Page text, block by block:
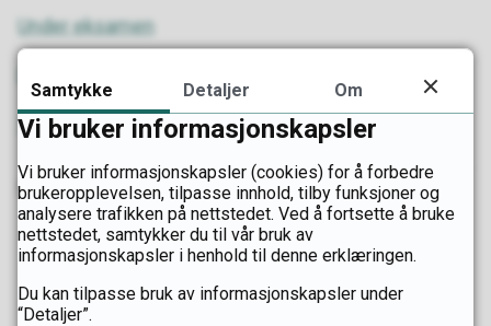
Under eksamen
Søknader
Sist endret 07.04.2026 11.48
Fant du det du lette etter?
Samtykke Detaljer Om
Vi bruker informasjonskapsler
Vi bruker informasjonskapsler (cookies) for å forbedre
brukeropplevelsen, tilpasse innhold, tilby funksjoner og
analysere trafikken på nettstedet. Ved å fortsette å bruke
nettstedet, samtykker du til vår bruk av
informasjonskapsler i henhold til denne erklæringen.
Du kan tilpasse bruk av informasjonskapsler under
“Detaljer”.